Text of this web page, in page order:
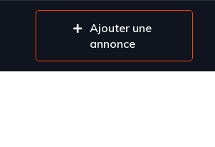
Ajouter une
annonce